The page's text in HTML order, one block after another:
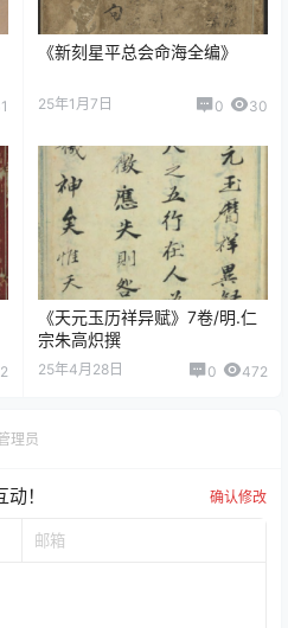
《新刻星平总会命海全编》
25年1月7日 0 30
《天元玉历祥异赋》7卷/明.仁
宗朱高炽撰
25年4月28日 0 472
理员
！ 确认修改